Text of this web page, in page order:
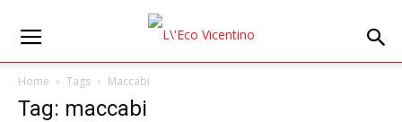
Home Tags Maccabi
Tag: maccabi